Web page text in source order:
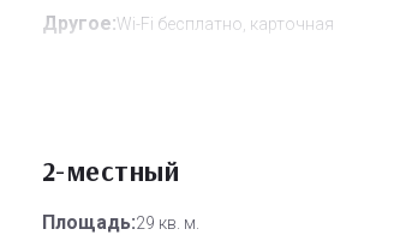
Другое:Wi-Fi бесплатно, карточная
Дополнительное место:
2-местный
Площадь:29 кв. м.